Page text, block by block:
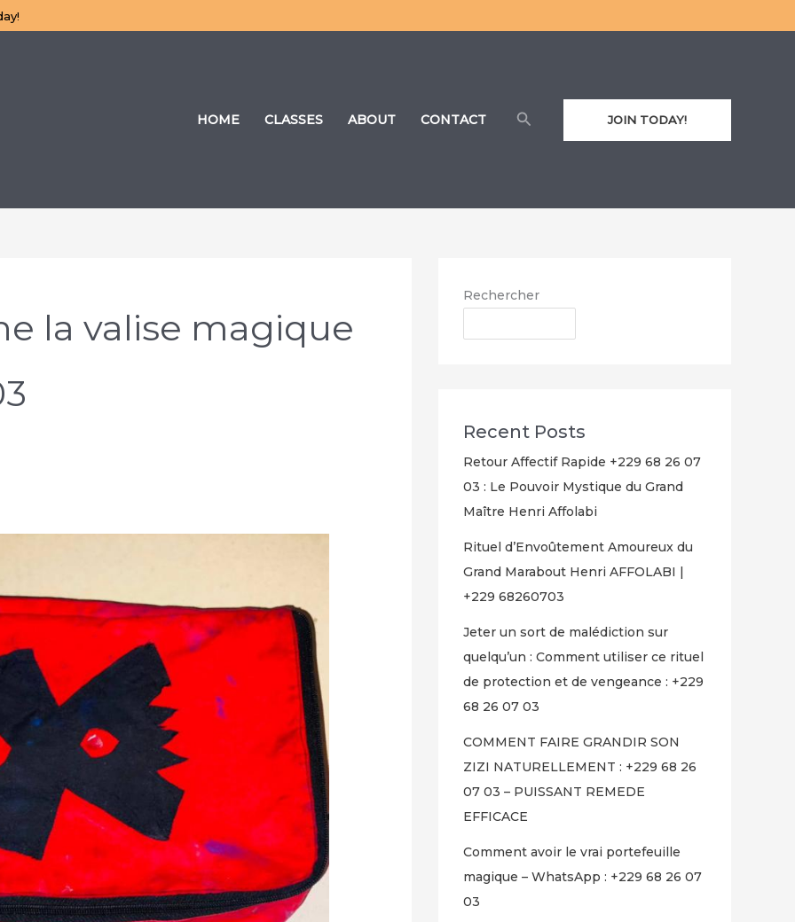
HOME CLASSES ABOUT CONTACT RechercherJOIN TODAY!
la valise magique
Rechercher
Recent Posts
Retour Affectif Rapide +229 68 26 07
03 : Le Pouvoir Mystique du Grand
Maître Henri Affolabi
Rituel d’Envoûtement Amoureux du
Grand Marabout Henri AFFOLABI |
+229 68260703
Jeter un sort de malédiction sur
quelqu’un : Comment utiliser ce rituel
de protection et de vengeance : +229
68 26 07 03
COMMENT FAIRE GRANDIR SON
ZIZI NATURELLEMENT : +229 68 26
07 03 – PUISSANT REMEDE
EFFICACE
Comment avoir le vrai portefeuille
magique – WhatsApp : +229 68 26 07
03